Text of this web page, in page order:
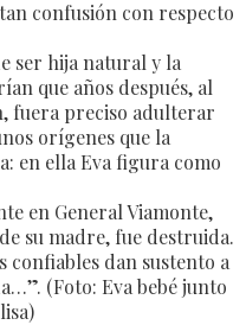
confusión con respecto
ser hija natural y la
que años después, al
fuera preciso adulterar
orígenes que la
en ella Eva figura como
en General Viamonte,
su madre, fue destruida.
confiables dan sustento a
(Foto: Eva bebé junto